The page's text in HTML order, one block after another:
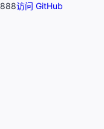
888访问 GitHub